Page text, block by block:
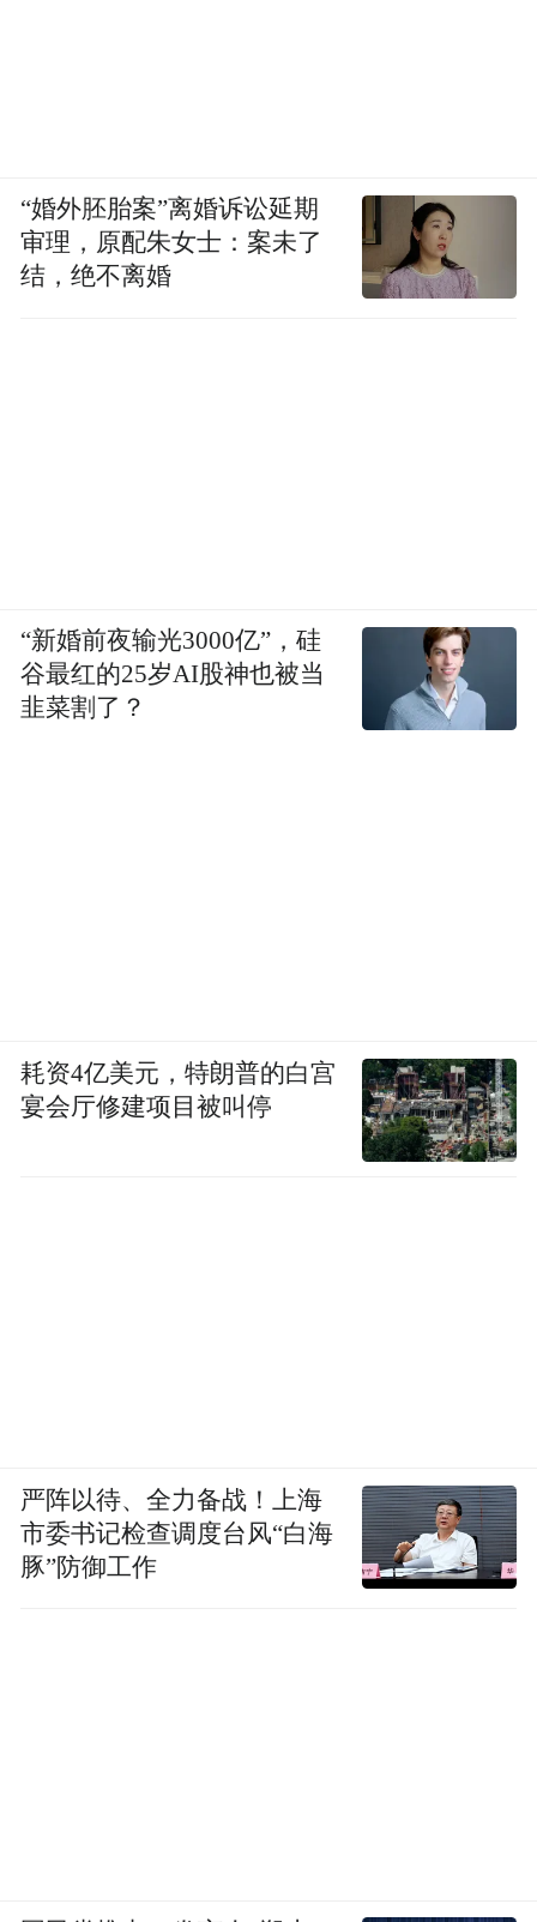
“婚外胚胎案”离婚诉讼延期
审理，原配朱女士：案未了
结，绝不离婚
“新婚前夜输光3000亿”，硅
谷最红的25岁AI股神也被当
韭菜割了？
耗资4亿美元，特朗普的白宫
宴会厅修建项目被叫停
严阵以待、全力备战！上海
市委书记检查调度台风“白海
豚”防御工作